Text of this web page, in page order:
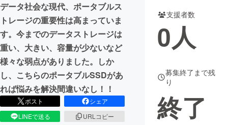
まちづくり・地域活性化
CAMPFIRE for Social Good
CAMPFIRE Creation
CAMPFIREふるさと納税
データ社会な現代、ポータブルス
トレージの重要性は高まっていま
す。今までのデータストレージは
重い、大きい、容量が少ないなど
様々な弱点がありました。しか
し、こちらのポータブルSSDがあ
れば悩みを解決間違いなし！！
ポスト
シェア
LINEで送る
URLコピー
支援者数
0人
募集終了まで残
り
終了